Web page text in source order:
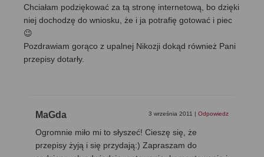
Chciałam podziękować za tą stronę internetową, bo dzięki
niej dochodzę do wniosku, że i ja potrafię gotować i piec
😉
Pozdrawiam gorąco z upalnej Nikozji dokąd również Pani
przepisy dotarły.
MaGda 3 września 2011 Odpowiedz
Ogromnie miło mi to słyszeć! Cieszę się, że
przepisy żyją i się przydają:) Zapraszam do